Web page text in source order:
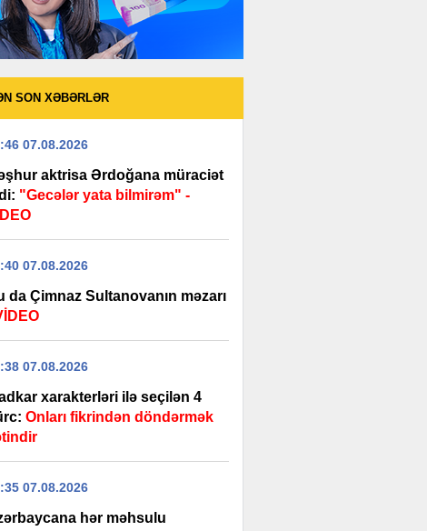
SON XƏBƏRLƏR
07.08.2026
aktrisa Ərdoğana müraciət
"Gecələr yata bilmirəm" -
07.08.2026
da Çimnaz Sultanovanın məzarı
07.08.2026
xarakterləri ilə seçilən 4
Onları fikrindən döndərmək
07.08.2026
hər məhsulu